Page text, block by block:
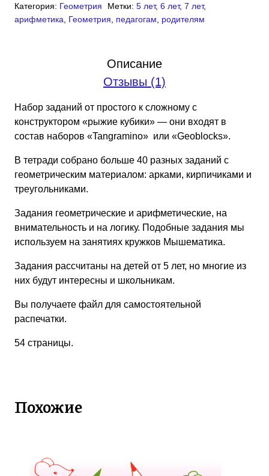
Рыжие
кубики:
Категория: Геометрия Метки: 5 лет, 6 лет, 7 лет,
арифметика
Геометрия педагогам родителям
Описание
Отзывы (1)
Набор заданий от простого к сложному с
конструктором «рыжие кубики» — они входят в
состав наборов «Tangramino» или «Geoblocks».
В тетради собрано больше 40 разных заданий с
геометрическим материалом: арками, кирпичиками и
треугольниками.
Задания геометрические и арифметические, на
внимательность и на логику. Подобные задания мы
используем на занятиях кружков Мышематика.
Задания рассчитаны на детей от 5 лет, но многие из
них будут интересны и школьникам.
Вы получаете файл для самостоятельной
распечатки.
54 страницы.
Похожие